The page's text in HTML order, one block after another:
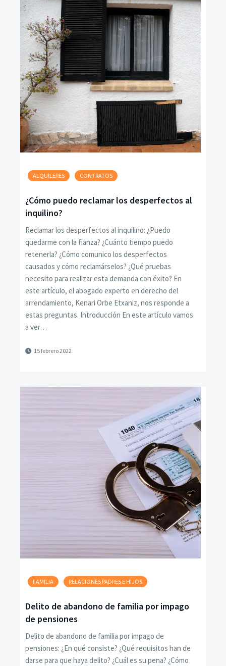
ALQUILERES CONTRATOS
¿Cómo puedo reclamar los desperfectos al
inquilino?
Reclamar los desperfectos al inquilino: ¿Puedo
quedarme con la fianza? ¿Cuánto tiempo puedo
retenerla? ¿Cómo comunico los desperfectos
causados y cómo reclamárselos? ¿Qué pruebas
necesito para realizar esta demanda con éxito? En
este artículo, el abogado experto en derecho del
arrendamiento, Kenari Orbe Etxaniz, nos responde a
estas preguntas. Introducción En este artículo vamos
a ver…
15 febrero 2022
FAMILIA RELACIONES PADRES E HIJOS
Delito de abandono de familia por impago
de pensiones
Delito de abandono de familia por impago de
pensiones: ¿En qué consiste? ¿Qué requisitos han de
darse para que haya delito? ¿Cuál es su pena? ¿Cómo